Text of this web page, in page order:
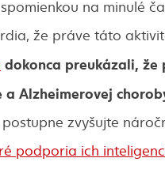
na minulé
že práve táto
dokonca preukázali,
a Alzheimerovej
zvyšujte
podporia ich